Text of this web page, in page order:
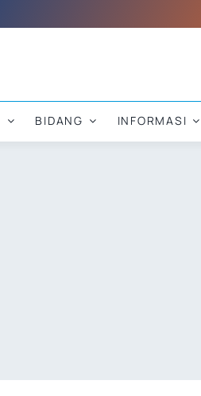
BIDANG INFORMASI